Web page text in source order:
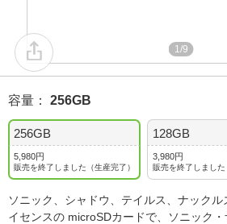
1/9
容量 ： 256GB
256GB
5,980円
販売を終了しました（生産完了）
128GB
3,980円
販売を終了しました
ソニック、シャドウ、テイルス、ナック
イセンスの microSDカードで、ソニック